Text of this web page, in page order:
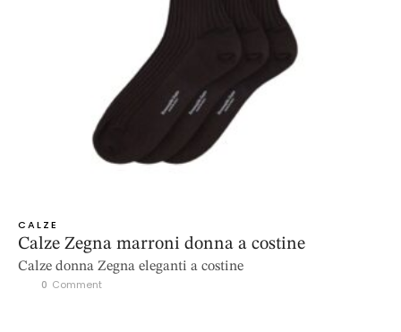
CALZE
Calze Zegna marroni donna a costine
Calze donna Zegna eleganti a costine
0 Comment